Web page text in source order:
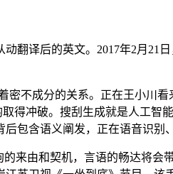
译后的英文。2017年2月21
不成分的关系。正在王小川看
得冲破。搜刮生成就是人工
包含语义阐发，正在语音识别
由和契机，言语的畅达将会